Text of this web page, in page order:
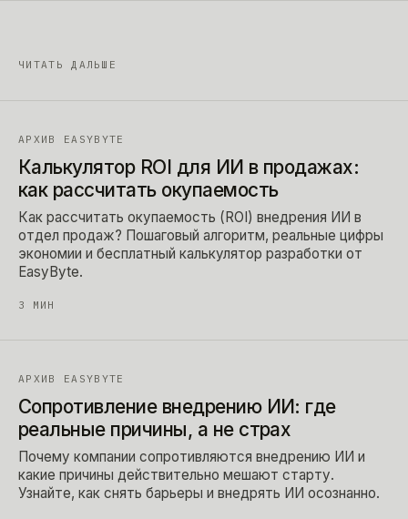
ЧИТАТЬ ДАЛЬШЕ
АРХИВ EASYBYTE
Калькулятор ROI для ИИ в продажах:
как рассчитать окупаемость
Как рассчитать окупаемость (ROI) внедрения ИИ в
отдел продаж? Пошаговый алгоритм, реальные цифры
экономии и бесплатный калькулятор разработки от
EasyByte.
3 МИН
АРХИВ EASYBYTE
Сопротивление внедрению ИИ: где
реальные причины, а не страх
Почему компании сопротивляются внедрению ИИ и
какие причины действительно мешают старту.
Узнайте, как снять барьеры и внедрять ИИ осознанно.